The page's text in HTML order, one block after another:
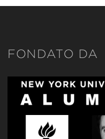
FONDATO DA